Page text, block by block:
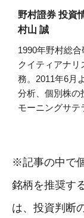
野村證券 投資
村山 誠
1990年野村総
クイティアナ
務。2011年6月
分析、個別株の
モーニングサテ
※記事の中で
銘柄を推奨す
は、投資判断